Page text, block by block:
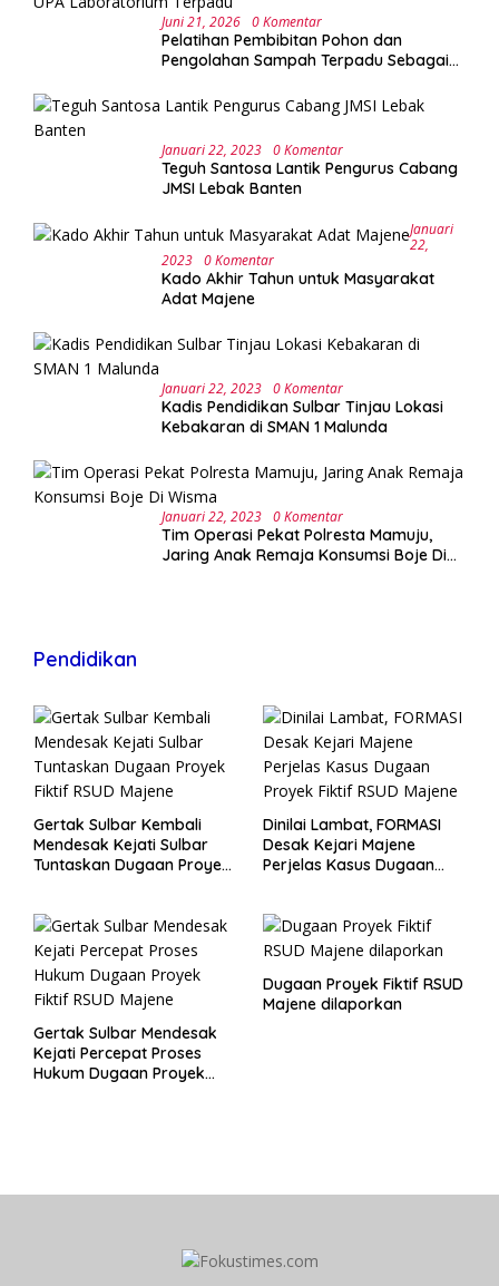
Juni 21, 2026 0 Komentar
Pelatihan Pembibitan Pohon dan
Pengolahan Sampah Terpadu Sebagai
UPA Laboratorium Terpadu
Januari 22, 2023 0 Komentar
Teguh Santosa Lantik Pengurus Cabang
JMSI Lebak Banten
Januari
22,
2023 0 Komentar
Kado Akhir Tahun untuk Masyarakat
Adat Majene
Januari 22, 2023 0 Komentar
Kadis Pendidikan Sulbar Tinjau Lokasi
Kebakaran di SMAN 1 Malunda
Januari 22, 2023 0 Komentar
Tim Operasi Pekat Polresta Mamuju,
Jaring Anak Remaja Konsumsi Boje Di
Pendidikan
Gertak Sulbar Kembali
Mendesak Kejati Sulbar
Tuntaskan Dugaan Proyek
Dinilai Lambat, FORMASI
Desak Kejari Majene
Perjelas Kasus Dugaan
Gertak Sulbar Mendesak
Kejati Percepat Proses
Hukum Dugaan Proyek
Dugaan Proyek Fiktif RSUD
Majene dilaporkan